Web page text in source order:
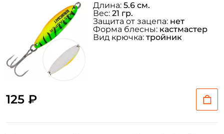
125 ₽
Длина: 5.6 см.
Вес: 21 гр.
Защита от зацепа: нет
Форма блесны: кастмастер
Вид крючка: тройник